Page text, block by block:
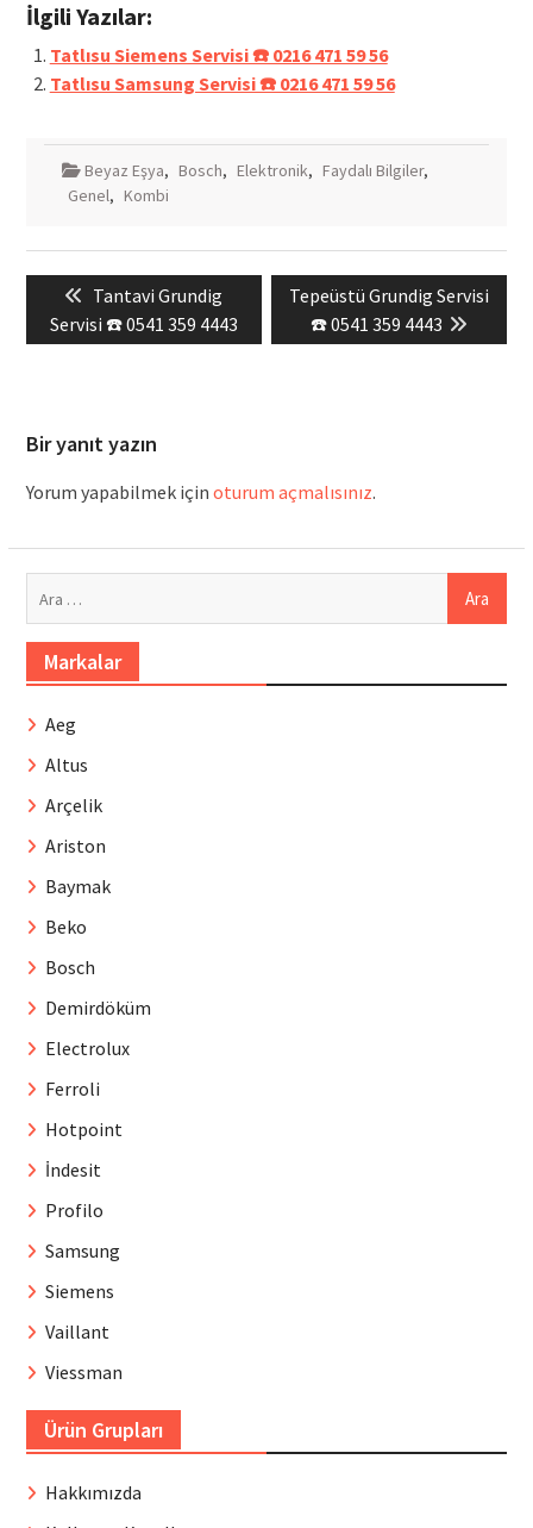
İlgili Yazılar:
Tatlısu Siemens Servisi ☎️ 0216 471 59 56
Tatlısu Samsung Servisi ☎️ 0216 471 59 56
Beyaz Eşya, Bosch, Elektronik, Faydalı Bilgiler,
Genel, Kombi
Yazı
gezinmesiPrevious
post:
Tantavi Grundig
Servisi ☎️ 0541 359 4443
Next
post:
Tepeüstü Grundig Servisi
☎️ 0541 359 4443
Bir yanıt yazın
Yorum yapabilmek için oturum açmalısınız.
Markalar
Aeg
Altus
Arçelik
Ariston
Baymak
Beko
Bosch
Demirdöküm
Electrolux
Ferroli
Hotpoint
İndesit
Profilo
Samsung
Siemens
Vaillant
Viessman
Ürün Grupları
Hakkımızda